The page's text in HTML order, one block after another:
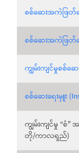
စစ်ဆေးအကဲဖြတ်ရ
စစ်ဆေးအကဲဖြတ်
ကျွမ်းကျင်မှုစစ်ဆ
စစ်ဆေးရေးမှူး
ကျွမ်းကျင်မှု “စံ”
တို/ကာလရှည်)